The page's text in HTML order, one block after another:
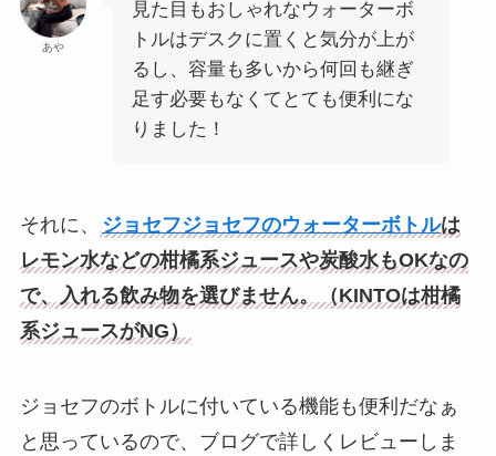
あや
見た目もおしゃれなウォーターボ
トルはデスクに置くと気分が上が
るし、容量も多いから何回も継ぎ
足す必要もなくてとても便利にな
りました！
それに、 ジョセフジョセフのウォーターボトルは
レモン水などの柑橘系ジュースや炭酸水もOKなの
で、入れる飲み物を選びません。（KINTOは柑橘
系ジュースがNG）
ジョセフのボトルに付いている機能も便利だなぁ
と思っているので、ブログで詳しくレビューしま